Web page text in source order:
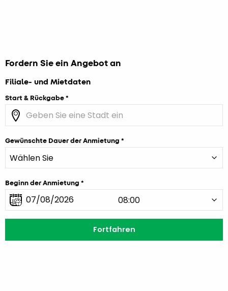
Fordern Sie ein Angebot an
Filiale- und Mietdaten
Start & Rückgabe
Gewünschte Dauer der Anmietung
Beginn der Anmietung